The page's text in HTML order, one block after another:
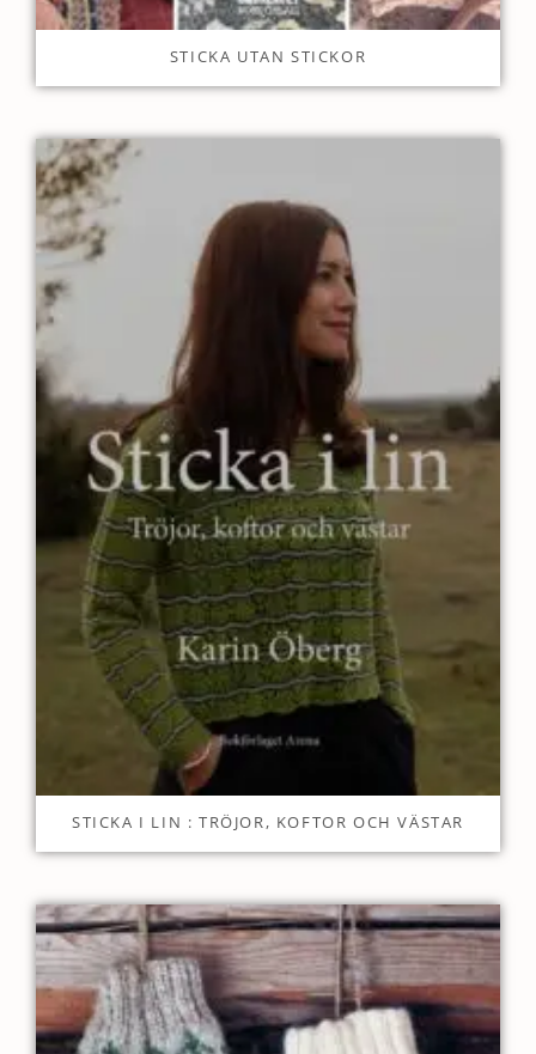
STICKA UTAN STICKOR
STICKA I LIN : TRÖJOR, KOFTOR OCH VÄSTAR